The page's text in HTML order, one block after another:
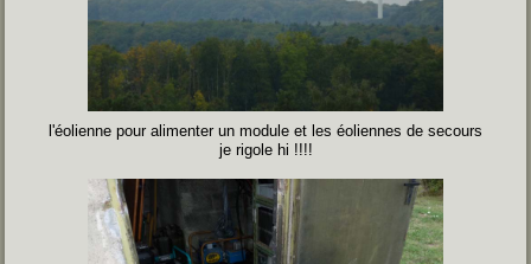
l'éolienne pour alimenter un module et les éoliennes de secours
je rigole hi !!!!